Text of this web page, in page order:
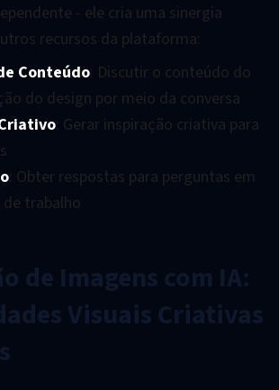
- ele cria uma sinergia
recursos da plataforma:
Conteúdo: Discutir o conteúdo do
do design por meio da conversa
: Gerar inspiração criativa para
: Obter respostas para perguntas em
trabalho
de Imagens com IA:
Visuais Criativas